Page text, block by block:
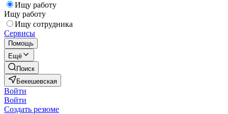
Ищу работу
Ищу работу
Ищу сотрудника
Сервисы
Помощь
Ещё
Поиск
Бекешевская
Войти
Войти
Создать резюме